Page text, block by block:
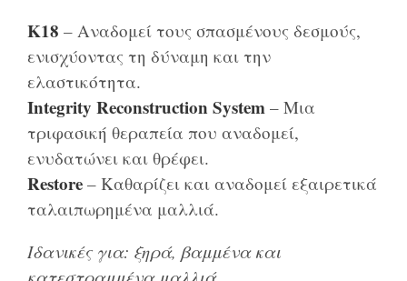
K18 – Αναδομεί τους σπασμένους δεσμούς,
ενισχύοντας τη δύναμη και την
ελαστικότητα.
Integrity Reconstruction System – Μια
τριφασική θεραπεία που αναδομεί,
ενυδατώνει και θρέφει.
Restore – Καθαρίζει και αναδομεί εξαιρετικά
ταλαιπωρημένα μαλλιά.
Ιδανικές για: ξηρά, βαμμένα και
κατεστραμμένα μαλλιά.